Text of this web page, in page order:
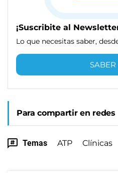
¡Suscribite al
Lo que necesitas saber,
Para compartir en redes
Temas ATP Clínicas